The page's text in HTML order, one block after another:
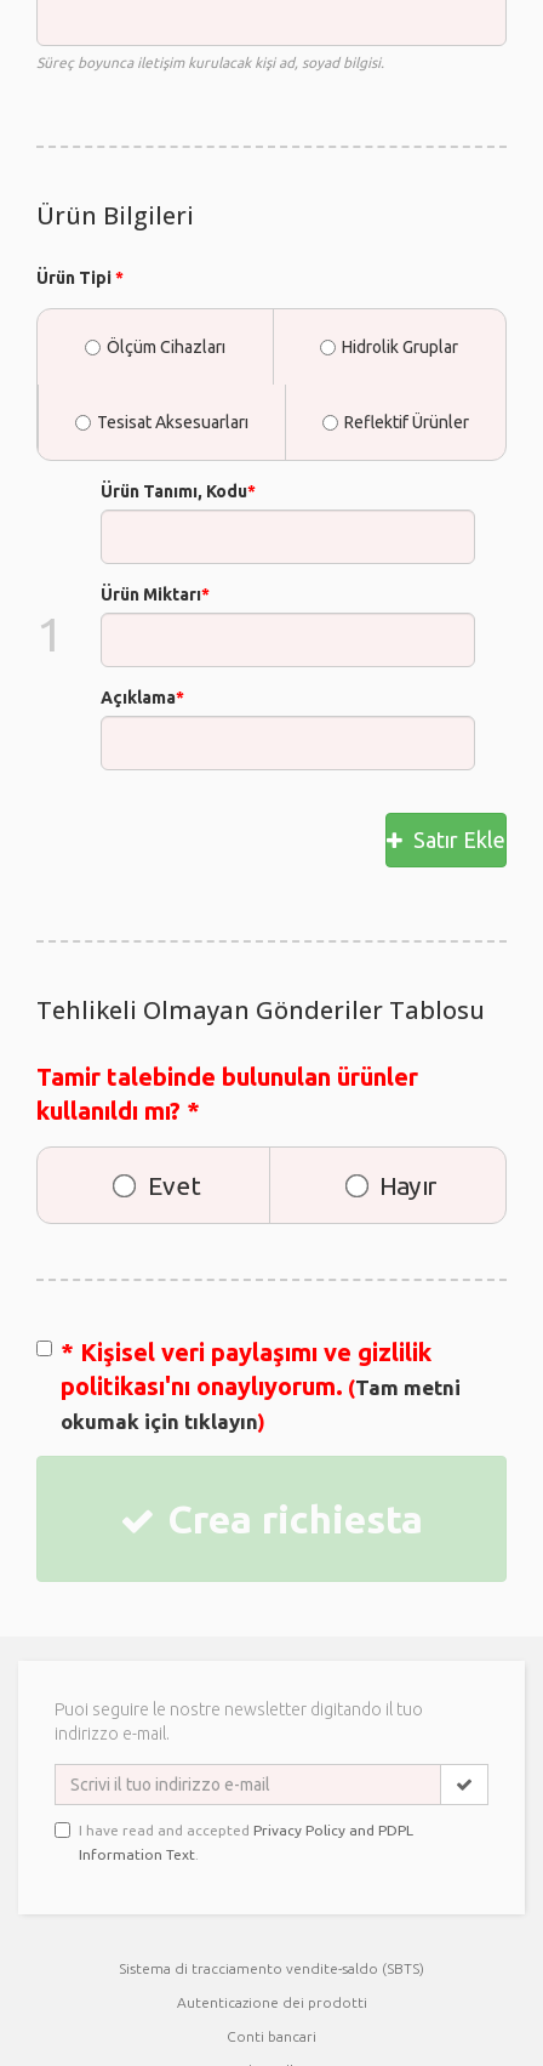
Süreç boyunca iletişim kurulacak kişi ad, soyad bilgisi.
Ürün Bilgileri
Ürün Tipi*
Ölçüm Cihazları Hidrolik Gruplar
Tesisat Aksesuarları Reflektif Ürünler
1
Ürün Tanımı, Kodu*
Ürün Miktarı*
Açıklama*
Satır Ekle
Tehlikeli Olmayan Gönderiler Tablosu
Tamir talebinde bulunulan ürünler
kullanıldı mı? *
Evet Hayır
* Kişisel veri paylaşımı ve gizlilik
politikası'nı onaylıyorum. (Tam metni
okumak için tıklayın)
Crea richiesta
Puoi seguire le nostre newsletter digitando il tuo
indirizzo e-mail.
I have read and accepted Privacy Policy and PDPL
Information Text
Sistema di tracciamento vendite-saldo (SBTS)
Autenticazione dei prodotti
Conti bancari